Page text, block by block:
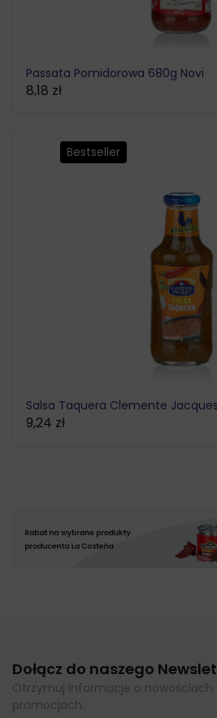
Passata Pomidorowa 680g Novi
8,18 zł
Bestseller
Salsa Taquera Clemente
9,24 zł
Dołącz do naszego
Otrzymuj informacje o nowościach
promocjach.